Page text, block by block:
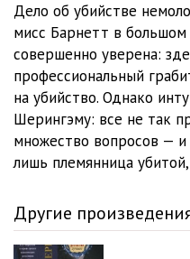
0017
0018
Дело об убийстве
мисс Барнетт в
совершенно уверена:
профессиональный
на убийство. Однако
Шерингэму: все не так
множество вопросов —
лишь племянница
Другие